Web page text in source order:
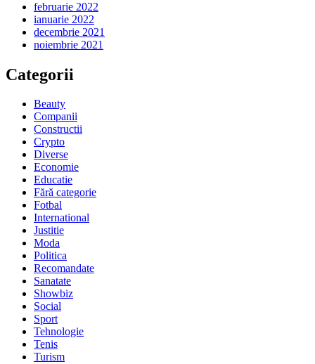
februarie 2022
ianuarie 2022
decembrie 2021
noiembrie 2021
Categorii
Beauty
Companii
Constructii
Crypto
Diverse
Economie
Educatie
Fără categorie
Fotbal
International
Justitie
Moda
Politica
Recomandate
Sanatate
Showbiz
Social
Sport
Tehnologie
Tenis
Turism